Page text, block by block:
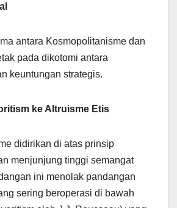
antara Kosmopolitanisme dan
pada dikotomi antara
keuntungan strategis.
ke Altruisme Etis
didirikan di atas prinsip
menjunjung tinggi semangat
ini menolak pandangan
sering beroperasi di bawah